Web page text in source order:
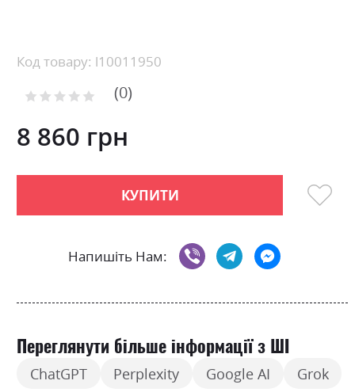
beginning
the
gallery
Код товару: l10011950
Рейтинг: 0
8 860 грн
КУПИТИ
Напишіть Нам:
Переглянути більше інформації з ШІ
ChatGPT Perplexity Google AI Grok